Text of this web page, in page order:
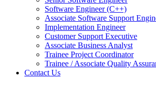
Software Engineer (C++)
Associate Software Support
Implementation Engineer
Customer Support Executive
Associate Business Analyst
Trainee Project Coordinator
Trainee / Associate Quality
Contact Us